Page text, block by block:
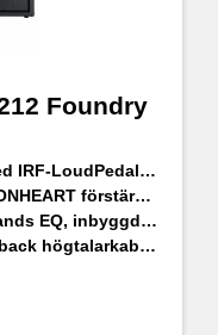
Foundry
passiv högtalarkabinett
i pedalformat
utgång med högtalaremulering
designat av HH